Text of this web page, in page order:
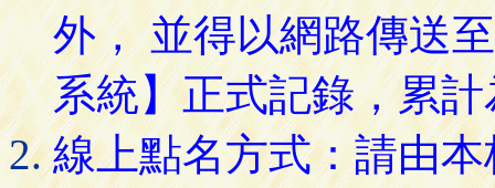
外， 並得以網路傳送
系統】正式記錄，累
線上點名方式：請由